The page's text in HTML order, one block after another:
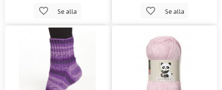
Se alla Se alla